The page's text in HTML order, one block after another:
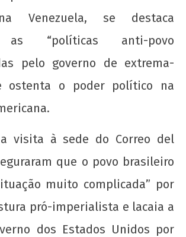
Lançamento da Campanha
por Cuba”
Venezuela, se destaca
as “políticas anti-povo
pelo governo de extrema-
ostenta o poder político na
visita à sede do Correo del
que o povo brasileiro
muito complicada” por
pró-imperialista e lacaia a
dos Estados Unidos por